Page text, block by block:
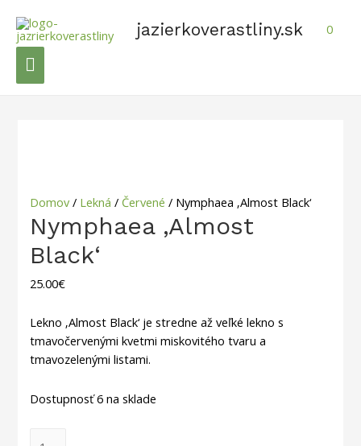
obsah
jazierkoverastliny.sk
Hlavné
0
Domov / Lekná / Červené / Nymphaea ‚Almost Black‘
Nymphaea ‚Almost
Black‘
25.00€
Lekno ‚Almost Black‘ je stredne až veľké lekno s
tmavočervenými kvetmi miskovitého tvaru a
tmavozelenými listami.
Dostupnosť 6 na sklade